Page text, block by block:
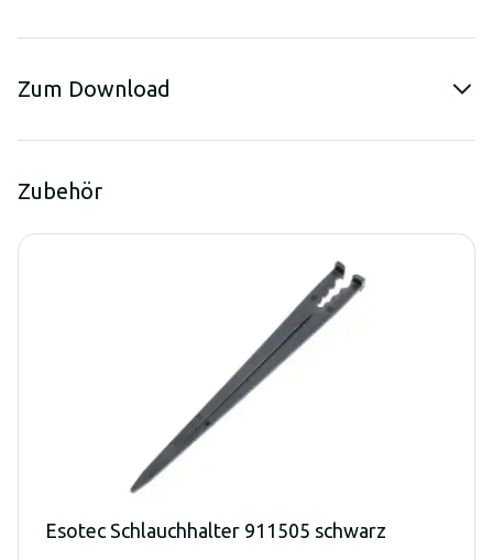
Zum Download
Zubehör
Esotec Schlauchhalter 911505 schwarz